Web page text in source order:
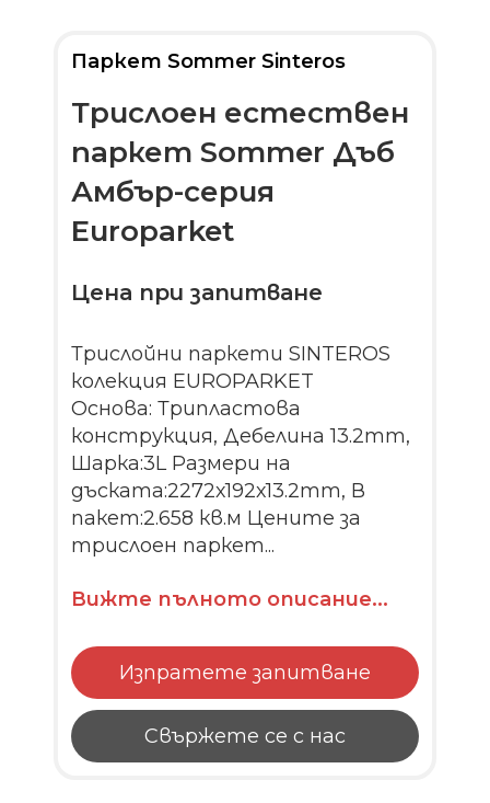
Паркет Sommer Sinteros
Трислоен естествен
паркет Sommer Дъб
Амбър-серия
Europarket
Цена при запитване
Трислойни паркети SINTEROS
колекция EUROPARKET
Основа: Трипластова
конструкция, Дебелина 13.2mm,
Шарка:3L Размери на
дъската:2272х192х13.2mm, В
пакет:2.658 кв.м Цените за
трислоен паркет...
Вижте пълното описание...
Изпратете запитване
Свържете се с нас